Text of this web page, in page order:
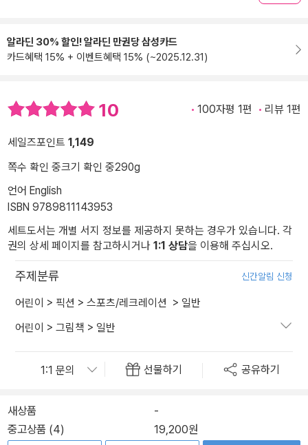
알라딘 30% 할인! 알라딘 만권당 삼성카드
카드혜택 15% + 이벤트혜택 15% (~2025.12.31)
10 100자평 1편 리뷰 1편
세일즈포인트 1,149
쪽수 확인 중크기 확인 중290g
언어 English
ISBN 9789811143953
세트도서는 개별 서지 정보를 제공하지 못하는 경우가 있습니다. 각
권의 상세 페이지를 참고하시거나 1:1 상담을 이용해 주십시오.
주제분류 신간알림 신청
어린이 > 픽션 > 스포츠/레크레이션 > 일반
어린이 > 그림책 > 일반
선물하기 공유하기
새상품
-
중고상품 (4)
19,200원